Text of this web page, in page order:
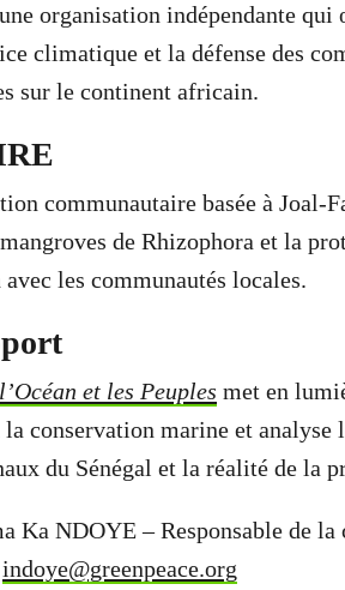
organisation indépendante
climatique et la défense des
sur le continent africain.
communautaire basée à Joal-
de Rhizophora et la
les communautés locales.
et les Peuples met en
conservation marine et analyse
du Sénégal et la réalité de la
Ka NDOYE – Responsable de
indoye@greenpeace.org